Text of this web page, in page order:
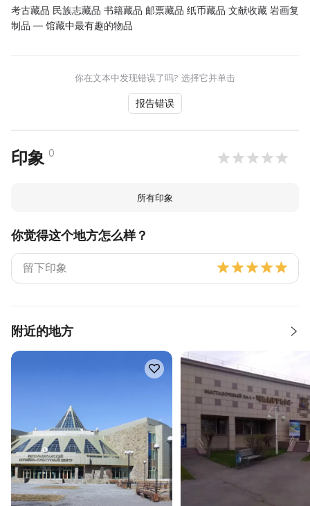
考古藏品 民族志藏品 书籍藏品 邮票藏品 纸币藏品 文献收藏 岩画复
制品 — 馆藏中最有趣的物品
你在文本中发现错误了吗? 选择它并单击
报告错误
印象 0
所有印象
你觉得这个地方怎么样？
附近的地方